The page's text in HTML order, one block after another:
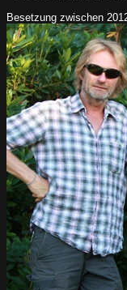
Besetzung zwischen